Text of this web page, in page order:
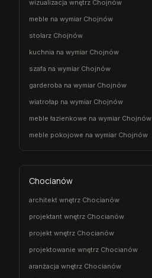
wizualizacja wnętrz Chojnów
meble na wymiar Chojnów
stolarz Chojnów
kuchnia na wymiar Chojnów
szafa na wymiar Chojnów
garderoba na wymiar Chojnów
wiatrołap na wymiar Chojnów
meble łazienkowe na wymiar Chojnów
meble pokojowe na wymiar Chojnów
Chocianów
architekt wnętrz Chocianów
projektant wnętrz Chocianów
projekt wnętrz Chocianów
projektowanie wnętrz Chocianów
aranżacja wnętrz Chocianów